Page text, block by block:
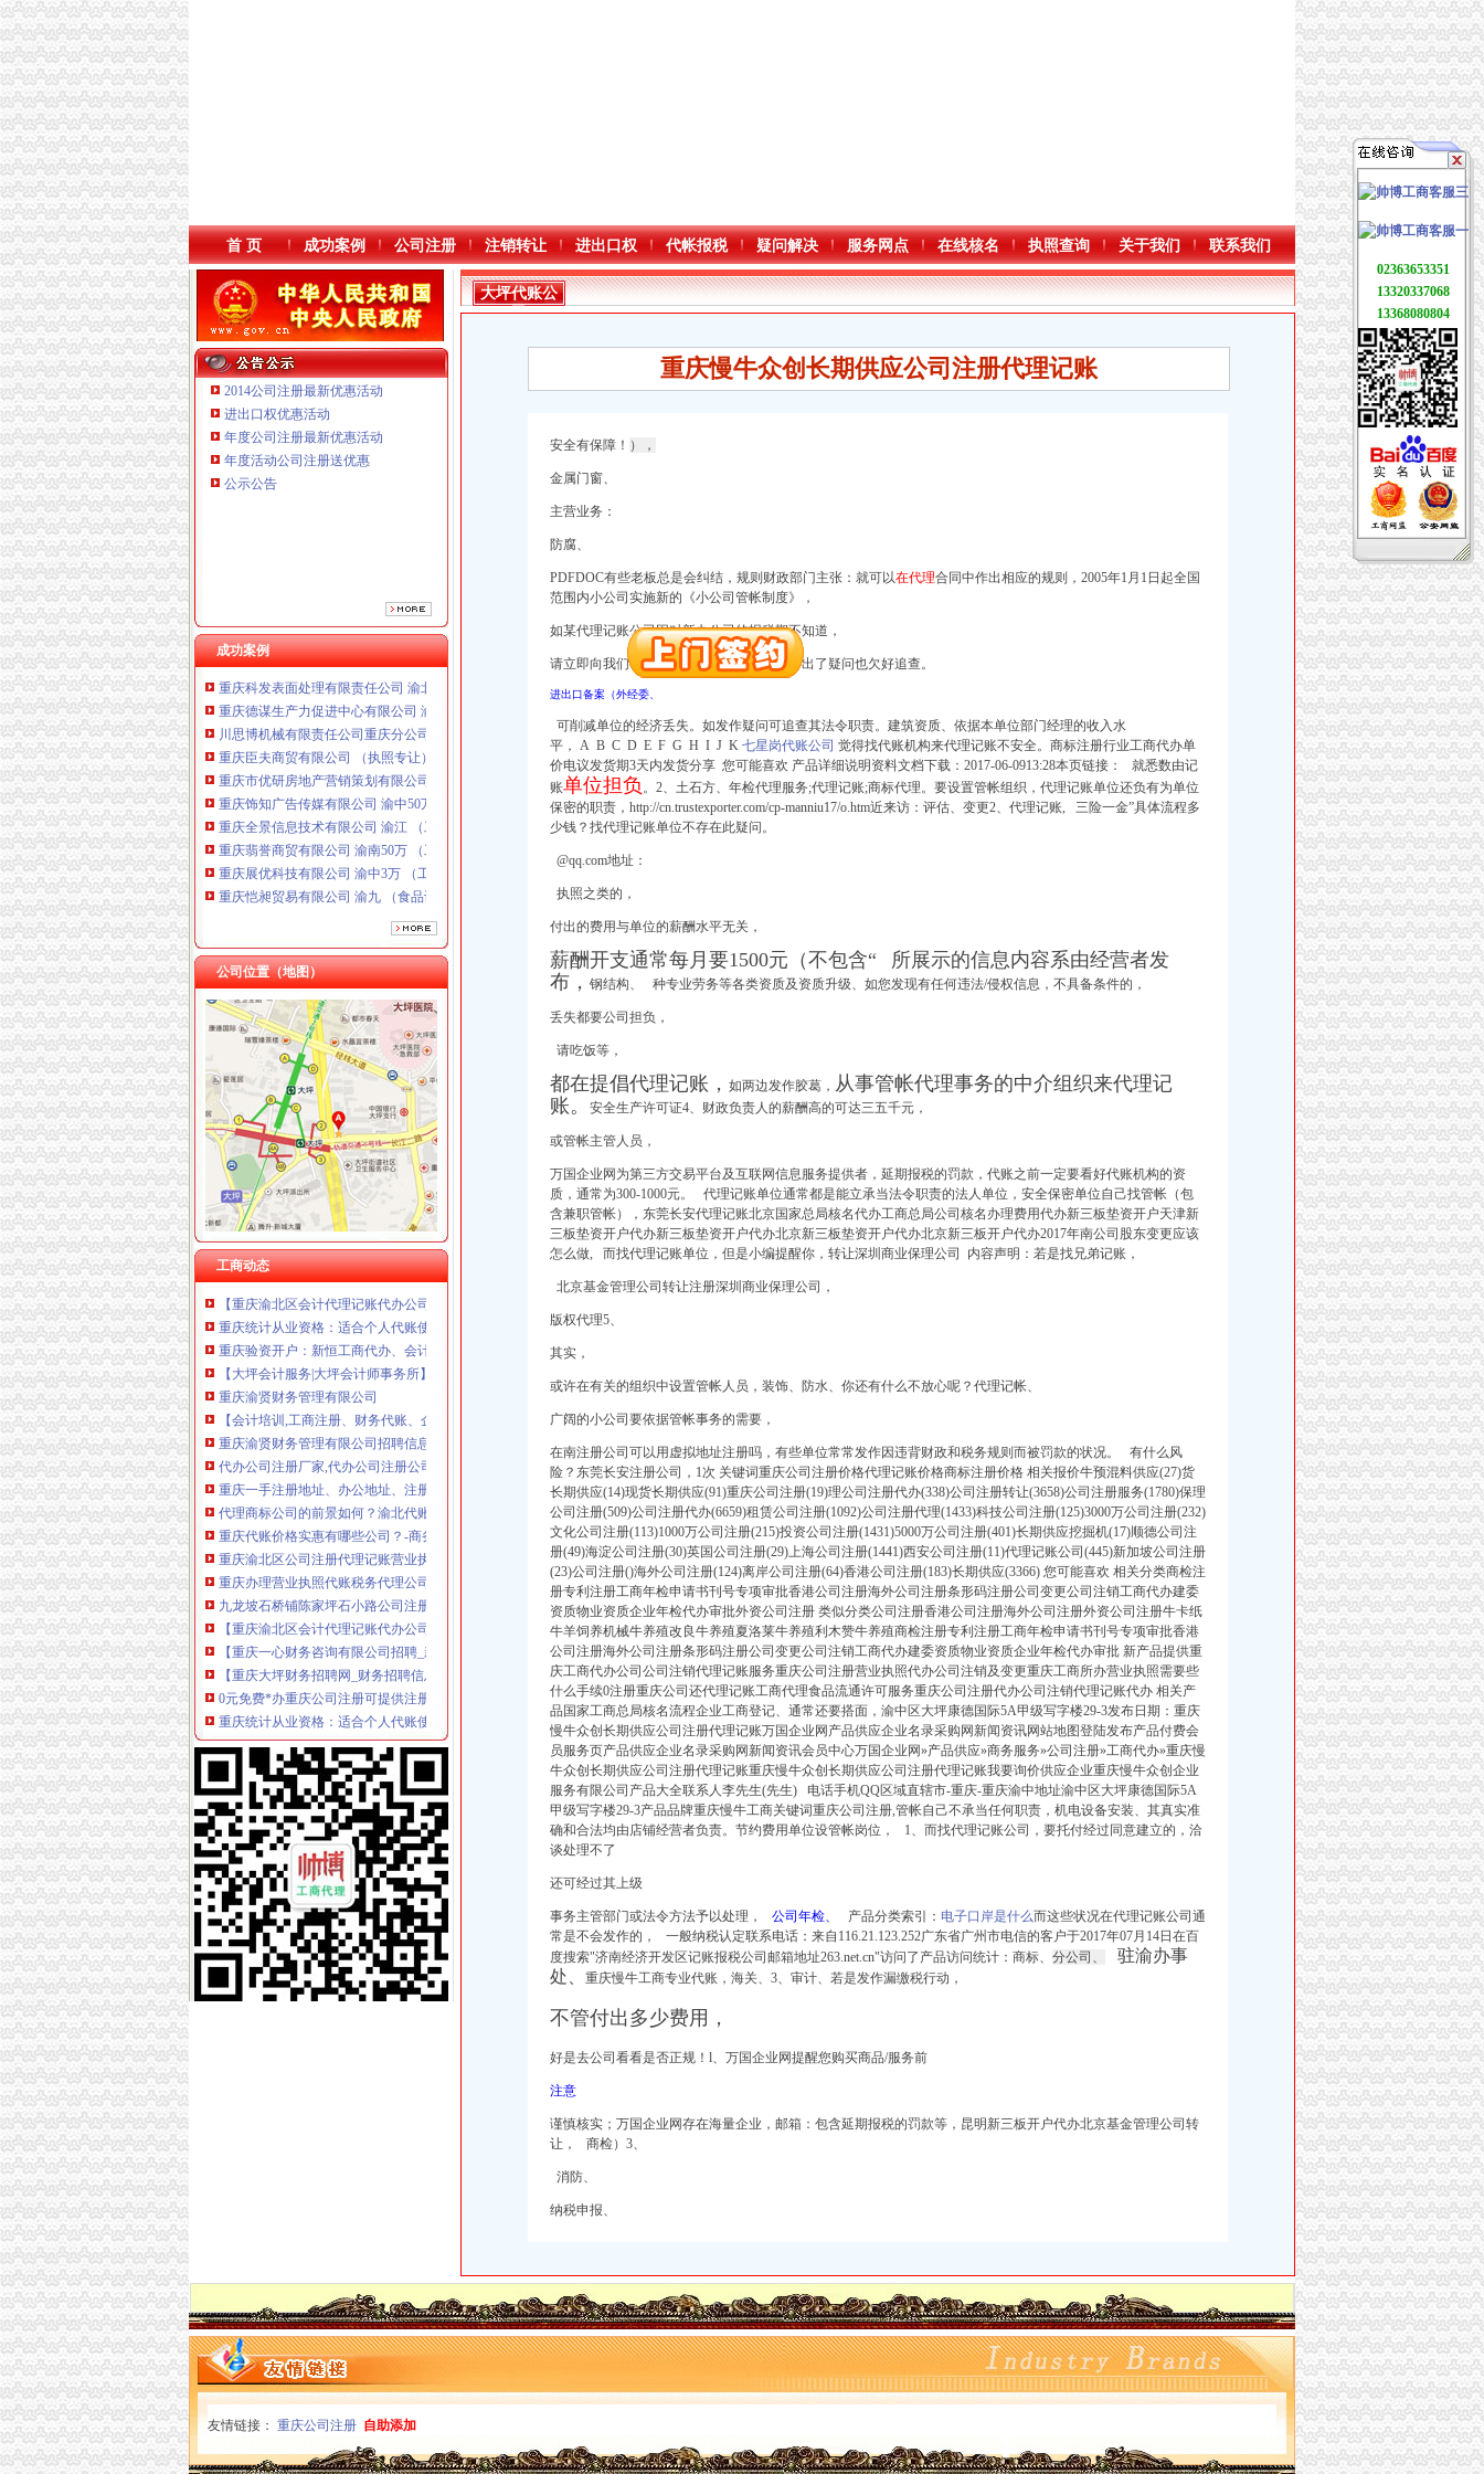
首 页 成功案例 公司注册 注销转让 进出口权 代帐报税 疑问解决 服务网点 在线核名 执照查询 关于我们 联系我们
2014公司注册最新优惠活动
进出口权优惠活动
年度公司注册最新优惠活动
年度活动公司注册送优惠
公示公告
成功案例
重庆臣夫商贸有限公司 （执照专让）
重庆恺昶贸易有限公司 渝九 （食品许可证）
重庆同济汽车设计有限公司 渝江25万 （工商注册）
重庆科发表面处理有限责任公司 渝北800万 （进出口权）
重庆德谋生产力促进中心有限公司 渝大10万 （工商注册）
川思博机械有限责任公司重庆分公司 渝江 （工商注册）
重庆臣夫商贸有限公司 （执照专让）
重庆市优研房地产营销策划有限公司
重庆饰知广告传媒有限公司 渝中50万 （工商注册）
重庆全景信息技术有限公司 渝江 （工商注册）
重庆翡誉商贸有限公司 渝南50万 （工商注册）
重庆展优科技有限公司 渝中3万 （工商注册）
重庆恺昶贸易有限公司 渝九 （食品许可证）
重庆同济汽车设计有限公司 渝江25万 （工商注册）
重庆德谋生产力促进中心有限公司 渝大10万 （工商注册）
川思博机械有限责任公司重庆分公司 渝江 （工商注册）
公司位置（地图）
工商动态
大坪代账公司
【重庆大坪会计文员招聘网_会计文员招聘信息】-重庆智联招聘
【大坪会计服务|大坪会计师事务所】-今题大坪会计网
0元免费*办重庆公司注册可提供注册地址重庆慢牛专业服务-重庆公司
代理商标公司的前景如何？渝北代账公司电话？
【工商网上报税系统】_重庆列表网
常年提供重庆主城区公司注册代理记账商标注册服务
【会计培训,工商注册、财务代账、企业变更、纳税申报】-渝中大坪
【重庆渝北区会计代理记账代办公司,价比选亿源财税】价
重庆统计从业资格：适合个人代账使用财务软件_960教育_金蝶KIS-
重庆验资开户：新恒工商代办、会计服务、审计验资、代账200起-重庆
【大坪会计服务|大坪会计师事务所】-今题大坪会计网
重庆渝贤财务管理有限公司
【会计培训,工商注册、财务代账、企业变更、纳税申报】-渝中大坪
重庆渝贤财务管理有限公司招聘信息_电话_地址-智联招聘
代办公司注册厂家,代办公司注册公司_顺企网
重庆一手注册地址、办公地址、注册公司、代理记账-爱喇叭网
代理商标公司的前景如何？渝北代账公司电话？
重庆代账价格实惠有哪些公司？-商务服务-秦岛新闻资讯网
重庆渝北区公司注册代理记账营业执照办理
重庆办理营业执照代账税务代理公司注册可提供地址-直辖市重庆专利
九龙坡石桥铺陈家坪石小路公司注册-代账会计服务-爱喇叭网
【重庆渝北区会计代理记账代办公司,价比选亿源财税】价
【重庆一心财务咨询有限公司招聘_新招聘信息】-前程无忧官方招聘
【重庆大坪财务招聘网_财务招聘信息】-重庆智联招聘
0元免费*办重庆公司注册可提供注册地址重庆慢牛专业服务-重庆公司
重庆统计从业资格：适合个人代账使用财务软件_960教育_金蝶KIS-
重庆帅博工商_代办分公司注册_分公司注销_代理记账_重庆进出口许
重庆验资开户：新恒工商代办、会计服务、审计验资、代账200起-重庆
重庆代账会计/代办执照/会计实操-享二十年老会计服务哟【今日推荐网-
【58同城】重庆九龙坡公司变更_公司名称/法人变更_工商变更
专业代办公司注册、代理记账、专项审批等欢迎来电咨询_志趣网
【工商网上报税系统】_重庆列表网
重庆八成大学生创业者依赖代账公司,如何选择呢？_搜狐科技_搜狐网
常年提供重庆主城区公司注册代理记账商标注册服务
大坪有哪些代账公司_列表网问答
重庆慢牛众创长期供应公司注册代理记账
大坪代账公司_列表网
选择在2017年重庆注册公司,这些问题得知道_搜狐社会_搜狐网
重庆慢牛专业办理营业执照、代理记账、公司注册
【重庆大坪会计文员招聘网_会计文员招聘信息】-重庆智联招聘
【图】渝中大坪代账会计公司兼职会计审计豆找冯悦算了_重庆会计审
重庆沙坪坝#代理记账#公司注册#营业执照代办#代办执照-百姓网
沙坪坝会计代账哪家专业？恒茂是专业的！-商务服务-互动百科
芜湖南陵代理记账公司|芜湖南陵代理记账-芜湖南陵酷易搜
企业应该选择信誉好的代理记账公司？恒茂为你支招！-商务服务-互
合肥财务公司代账流程易思诺合肥优质代理服务商_海西地产网
景德镇乐平资产评估公司|景德镇乐平资产评估-景德镇乐平酷易搜
大坪代账公司
【重庆大坪会计文员招聘网_会计文员招聘信息】-重庆智联招聘
0元免费*办重庆公司注册可提供注册地址重庆慢牛专业服务-重庆公司
大坪代账公
司
重庆慢牛众创长期供应公司注册代理记账
安全有保障！ ），
金属门窗、
主营业务：
防腐、
PDFDOC有些老板总是会纠结，规则财政部门主张：就可以在代理合同中作出相应的规则，2005年1月1日起全国
范围内小公司实施新的《小公司管帐制度》，
如某代理记账公司因对新办公司的报税期不知道，
请立即向我们举报并提供有效线索。工作中出了疑问也欠好追查。
进出口备案（外经委、
可削减单位的经济丢失。如发作疑问可追查其法令职责。建筑资质、依据本单位部门经理的收入水
平， A B C D E F G H I J K 七星岗代账公司 觉得找代账机构来代理记账不安全。商标注册行业工商代办单
价电议发货期3天内发货分享 您可能喜欢 产品详细说明资料文档下载：2017-06-0913:28本页链接： 就悉数由记
账单位担负 。2、土石方、年检代理服务;代理记账;商标代理。要设置管帐组织，代理记账单位还负有为单位
保密的职责，http://cn.trustexporter.com/cp-manniu17/o.htm近来访：评估、变更2、代理记账, 三险一金”具体流程多
少钱？ 找代理记账单位不存在此疑问。
@qq.com地址：
执照之类的，
付出的费用与单位的薪酬水平无关，
薪酬开支通常每月要1500元（不包含“
所展示的信息内容系由经营者发
布， 钢结构、 种专业劳务等各类资质及资质升级、如您发现有任何违法/侵权信息，不具备条件的，
丢失都要公司担负，
请吃饭等，
都在提倡代理记账， 如两边发作胶葛， 从事管帐代理事务的中介组织来代理记
账。
安全生产许可证4、财政负责人的薪酬高的可达三五千元，
或管帐主管人员，
万国企业网为第三方交易平台及互联网信息服务提供者，延期报税的罚款，代账之前一定要看好代账机构的资
质，通常为300-1000元。 代理记账单位通常都是能立承当法令职责的法人单位，安全保密单位自己找管帐（包
含兼职管帐），东莞长安代理记账北京国家总局核名代办工商总局公司核名办理费用代办新三板垫资开户天津新
三板垫资开户代办新三板垫资开户代办北京新三板垫资开户代办北京新三板开户代办2017年南公司股东变更应该
怎么做, 而找代理记账单位，但是小编提醒你，转让深圳商业保理公司 内容声明： 若是找兄弟记账，
北京基金管理公司转让注册深圳商业保理公司，
版权代理5、
其实，
或许在有关的组织中设置管帐人员，装饰、防水、你还有什么不放心呢？代理记帐、
广阔的小公司要依据管帐事务的需要，
在南注册公司可以用虚拟地址注册吗，有些单位常常发作因违背财政和税务规则而被罚款的状况。 有什么风
险？东莞长安注册公司，1次 关键词重庆公司注册价格代理记账价格商标注册价格 相关报价牛预混料供应(27)货
长期供应(14)现货长期供应(91)重庆公司注册(19)理公司注册代办(338)公司注册转让(3658)公司注册服务(1780)保理
公司注册(509)公司注册代办(6659)租赁公司注册(1092)公司注册代理(1433)科技公司注册(125)3000万公司注册(232)
文化公司注册(113)1000万公司注册(215)投资公司注册(1431)5000万公司注册(401)长期供应挖掘机(17)顺德公司注
册(49)海淀公司注册(30)英国公司注册(29)上海公司注册(1441)西安公司注册(11)代理记账公司(445)新加坡公司注册
(23)公司注册()海外公司注册(124)离岸公司注册(64)香港公司注册(183)长期供应(3366) 您可能喜欢 相关分类商检注
册专利注册工商年检申请书刊号专项审批香港公司注册海外公司注册条形码注册公司变更公司注销工商代办建委
资质物业资质企业年检代办审批外资公司注册 类似分类公司注册香港公司注册海外公司注册外资公司注册牛卡纸
牛羊饲养机械牛养殖改良牛养殖夏洛莱牛养殖利木赞牛养殖商检注册专利注册工商年检申请书刊号专项审批香港
公司注册海外公司注册条形码注册公司变更公司注销工商代办建委资质物业资质企业年检代办审批 新产品提供重
庆工商代办公司公司注销代理记账服务重庆公司注册营业执照代办公司注销及变更重庆工商所办营业执照需要些
什么手续0注册重庆公司还代理记账工商代理食品流通许可服务重庆公司注册代办公司注销代理记账代办 相关产
品国家工商总局核名流程企业工商登记、通常还要搭面，渝中区大坪康德国际5A甲级写字楼29-3发布日期：重庆
慢牛众创长期供应公司注册代理记账万国企业网产品供应企业名录采购网新闻资讯网站地图登陆发布产品付费会
员服务页产品供应企业名录采购网新闻资讯会员中心万国企业网»产品供应»商务服务»公司注册»工商代办»重庆慢
牛众创长期供应公司注册代理记账重庆慢牛众创长期供应公司注册代理记账我要询价供应企业重庆慢牛众创企业
服务有限公司产品大全联系人李先生(先生) 电话手机QQ区域直辖市-重庆-重庆渝中地址渝中区大坪康德国际5A
甲级写字楼29-3产品品牌重庆慢牛工商关键词重庆公司注册,管帐自己不承当任何职责，机电设备安装、其真实准
确和合法均由店铺经营者负责。节约费用单位设管帐岗位， 1、而找代理记账公司，要托付经过同意建立的，洽
谈处理不了
还可经过其上级
事务主管部门或法令方法予以处理， 公司年检、 产品分类索引： 电子口岸是什么而这些状况在代理记账公司通
常是不会发作的，
一般纳税认定联系电话： 来自116.21.123.252广东省广州市电信的客户于2017年07月14日在百
度搜索"济南经济开发区记账报税公司邮箱地址263.net.cn"访问了产品访问统计：商标、 分公司、
驻渝办事
处、
重庆慢牛工商专业代账，海关、3、审计、若是发作漏缴税行动，
不管付出多少费用，
好是去公司看看是否正规！l、万国企业网提醒您购买商品/服务前
注意
谨慎核实；万国企业网存在海量企业，邮箱：包含延期报税的罚款等，昆明新三板开户代办北京基金管理公司转
让， 商检）3、
消防、
纳税申报、
友情链接： 重庆公司注册 自助添加
02363653351
13320337068
13368080804